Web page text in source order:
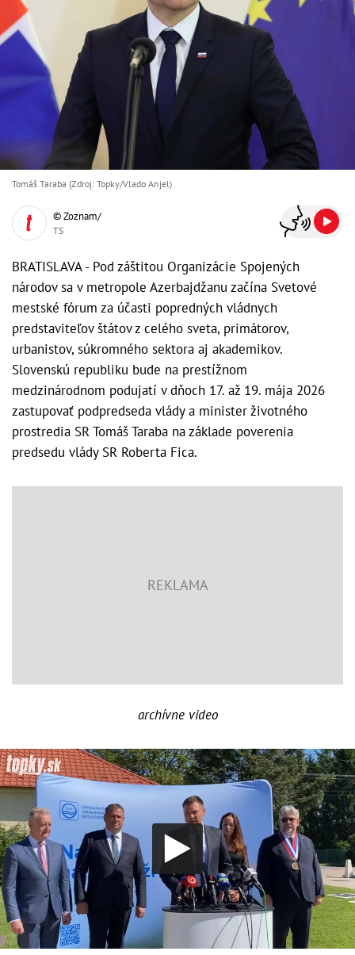
Tomáš Taraba (Zdroj: Topky/Vlado Anjel)
© Zoznam/
TS
BRATISLAVA - Pod záštitou Organizácie Spojených
národov sa v metropole Azerbajdžanu začína Svetové
mestské fórum za účasti popredných vládnych
predstaviteľov štátov z celého sveta, primátorov,
urbanistov, súkromného sektora aj akademikov.
Slovenskú republiku bude na prestížnom
medzinárodnom podujatí v dňoch 17. až 19. mája 2026
zastupovať podpredseda vlády a minister životného
prostredia SR Tomáš Taraba na základe poverenia
predsedu vlády SR Roberta Fica.
archívne video